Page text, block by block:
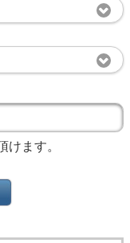
ます。